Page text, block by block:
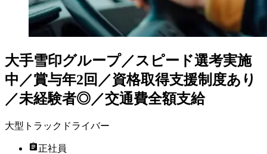
大手雪印グループ／スピード選考実施
中／賞与年2回／資格取得支援制度あり
／未経験者◎／交通費全額支給
大型トラックドライバー
正社員